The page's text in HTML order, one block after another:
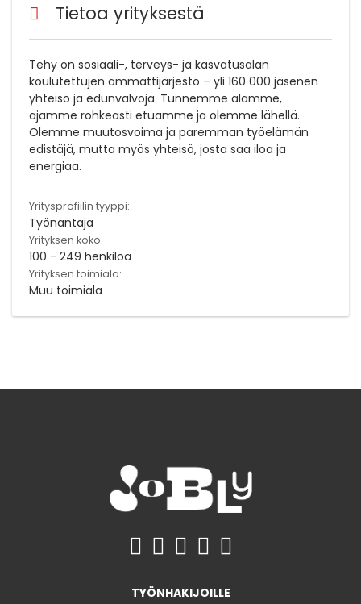
Tietoa yrityksestä
Tehy on sosiaali-, terveys- ja kasvatusalan
koulutettujen ammattijärjestö – yli 160 000 jäsenen
yhteisö ja edunvalvoja. Tunnemme alamme,
ajamme rohkeasti etuamme ja olemme lähellä.
Olemme muutosvoima ja paremman työelämän
edistäjä, mutta myös yhteisö, josta saa iloa ja
energiaa.
Yritysprofiilin tyyppi:
Työnantaja
Yrityksen koko:
100 - 249 henkilöä
Yrityksen toimiala:
Muu toimiala
TYÖNHAKIJOILLE